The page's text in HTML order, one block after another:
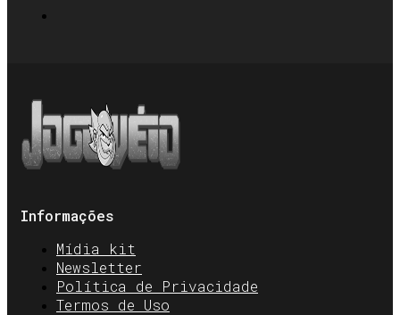
Informações
Mídia kit
Newsletter
Política de Privacidade
Termos de Uso